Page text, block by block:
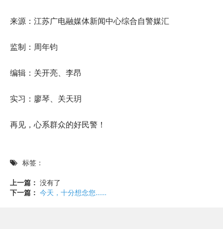
来源：江苏广电融媒体新闻中心综合自警媒汇
监制：周年钧
编辑：关开亮、李昂
实习：廖琴、关天玥
再见，心系群众的好民警！
标签：
上一篇： 没有了
下一篇： 今天，十分想念您……